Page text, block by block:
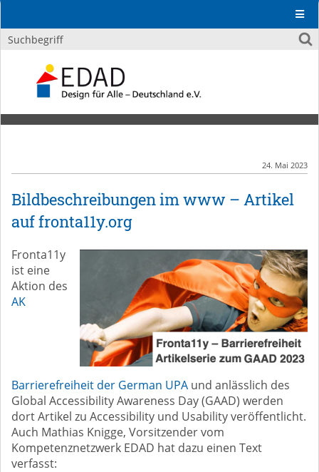
24. Mai 2023
Bildbeschreibungen im www – Artikel
auf fronta11y.org
Fronta11y
ist eine
Aktion des
AK
Barrierefreiheit der German UPA und anlässlich des
Global Accessibility Awareness Day (GAAD) werden
dort Artikel zu Accessibility und Usability veröffentlicht.
Auch Mathias Knigge, Vorsitzender vom
Kompetenznetzwerk EDAD hat dazu einen Text
verfasst: